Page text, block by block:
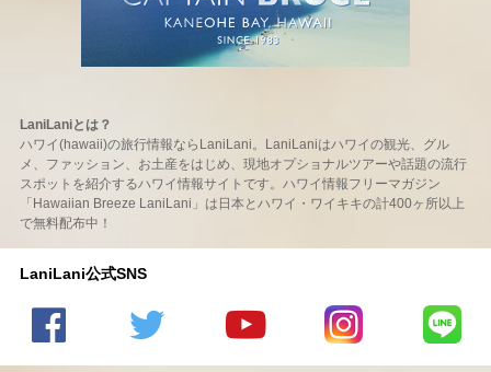
LaniLaniとは？
ハワイ(hawaii)の旅行情報ならLaniLani。LaniLaniはハワイの観光、グル
メ、ファッション、お土産をはじめ、現地オプショナルツアーや話題の流行
スポットを紹介するハワイ情報サイトです。ハワイ情報フリーマガジン
「Hawaiian Breeze LaniLani」は日本とハワイ・ワイキキの計400ヶ所以上
で無料配布中！
LaniLani公式SNS
LaniLani LaniLani